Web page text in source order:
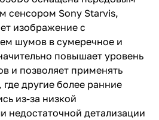
сенсором Sony Starvis,
изображение с
шумов в сумеречное и
повышает уровень
и позволяет применять
другие более ранние
из-за низкой
недостаточной детализации